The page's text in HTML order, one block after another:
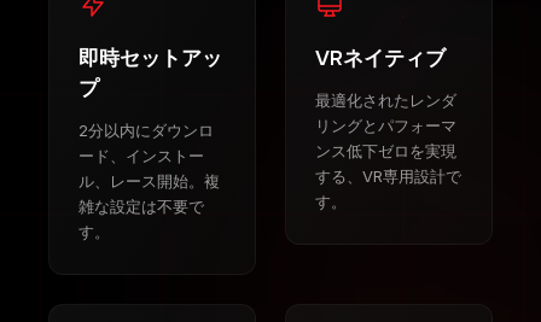
即時セットアッ
プ
2分以内にダウンロ
ード、インストー
ル、レース開始。複
雑な設定は不要で
す。
VRネイティブ
最適化されたレンダ
リングとパフォーマ
ンス低下ゼロを実現
する、VR専用設計で
す。